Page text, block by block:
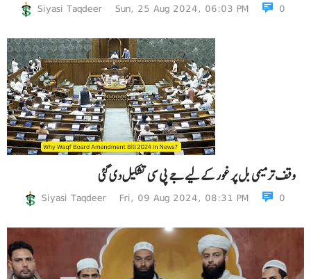
Siyasi Taqdeer Sun, 25 Aug 2024, 06:03 PM 0
وقف ترمیمی بل پر غور کے لیے جے پی سی تشکیل دی گئی
Siyasi Taqdeer Fri, 09 Aug 2024, 08:31 PM 0